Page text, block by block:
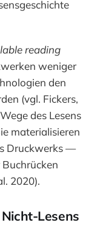
reading
weniger
den
(vgl. Fickers,
des Lesens
materialisieren
Druckwerks —
2020).
Lesens